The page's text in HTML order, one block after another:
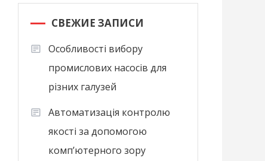
СВЕЖИЕ ЗАПИСИ
Особливості вибору
промислових насосів для
різних галузей
Автоматизація контролю
якості за допомогою
комп’ютерного зору